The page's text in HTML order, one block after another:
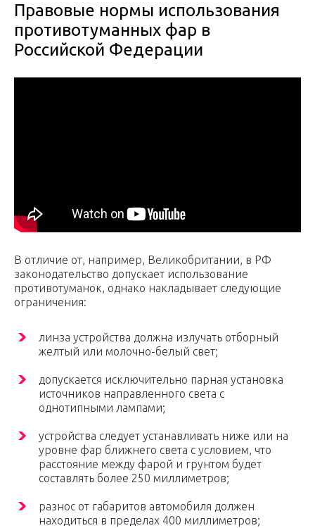
Правовые нормы использования
противотуманных фар в
Российской Федерации
В отличие от, например, Великобритании, в РФ
законодательство допускает использование
противотуманок, однако накладывает следующие
ограничения:
линза устройства должна излучать отборный
желтый или молочно-белый свет;
допускается исключительно парная установка
источников направленного света с
однотипными лампами;
устройства следует устанавливать ниже или на
уровне фар ближнего света с условием, что
расстояние между фарой и грунтом будет
составлять более 250 миллиметров;
разнос от габаритов автомобиля должен
находиться в пределах 400 миллиметров;